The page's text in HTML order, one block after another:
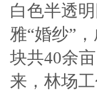
白色半透
雅“婚纱”
块共40余
来，林场